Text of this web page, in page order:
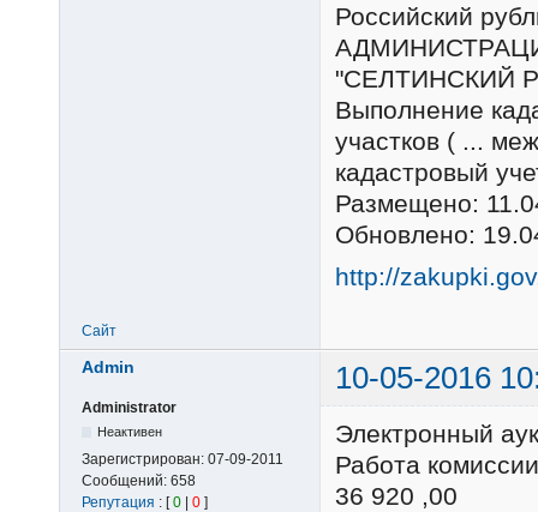
Российский
"СЕЛТИНСКИЙ
Выполнение
участков ( ...
кадастровый
Размещено:
Обновлено:
http://
Сайт
Admin 10-05-2016
Administrator
Неактивен
Зарегистрирован: 07-09-2011
Сообщений: 658
Репутация : [0 | 0 ]
Электронный
Работа
36 920 ,00